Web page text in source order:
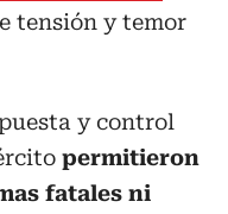
tensión y temor
y control
permitieron
fatales ni